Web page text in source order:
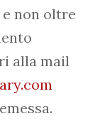
non oltre
alla mail